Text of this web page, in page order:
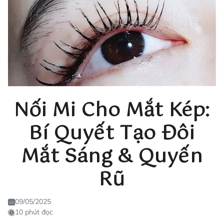
Nối Mi Cho Mắt Kép:
Bí Quyết Tạo Đôi
Mắt Sáng & Quyến
Rũ
09/05/2025
10 phút đọc